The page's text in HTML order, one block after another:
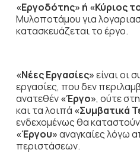
«Εργοδότης» ή «Κύριος
Μυλοποτάμου για
κατασκευάζεται το έργο.
«Νέες Εργασίες»είναι οι
εργασίες, που δεν
ανατεθέν«Έργο», ούτε
και τα λοιπά «Συμβατικά
ενδεχομένως θα
«Έργου»αναγκαίες λόγω
περιστάσεων.